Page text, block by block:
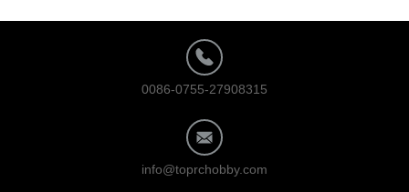
0086-0755-27908315
info@toprchobby.com